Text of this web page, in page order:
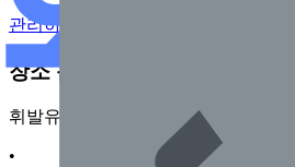
관리하기
장소 근처 주유소
휘발유
•